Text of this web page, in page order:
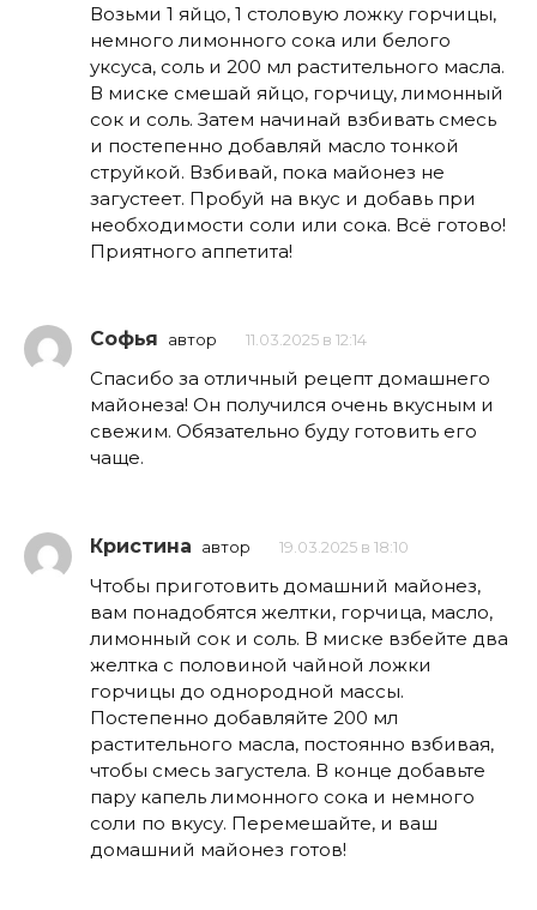
Возьми 1 яйцо, 1 столовую ложку горчицы,
немного лимонного сока или белого
уксуса, соль и 200 мл растительного масла.
В миске смешай яйцо, горчицу, лимонный
сок и соль. Затем начинай взбивать смесь
и постепенно добавляй масло тонкой
струйкой. Взбивай, пока майонез не
загустеет. Пробуй на вкус и добавь при
необходимости соли или сока. Всё готово!
Приятного аппетита!
Софья автор 11.03.2025 в 12:14
Спасибо за отличный рецепт домашнего
майонеза! Он получился очень вкусным и
свежим. Обязательно буду готовить его
чаще.
Кристина автор 19.03.2025 в 18:10
Чтобы приготовить домашний майонез,
вам понадобятся желтки, горчица, масло,
лимонный сок и соль. В миске взбейте два
желтка с половиной чайной ложки
горчицы до однородной массы.
Постепенно добавляйте 200 мл
растительного масла, постоянно взбивая,
чтобы смесь загустела. В конце добавьте
пару капель лимонного сока и немного
соли по вкусу. Перемешайте, и ваш
домашний майонез готов!